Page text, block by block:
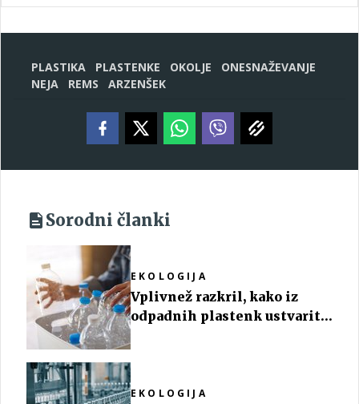
PLASTIKA PLASTENKE OKOLJE
ONESNAŽEVANJE
NEJA
REMS ARZENŠEK
Sorodni članki
EKOLOGIJA
Vplivnež razkril, kako iz
odpadnih plastenk ustvariti
EKOLOGIJA